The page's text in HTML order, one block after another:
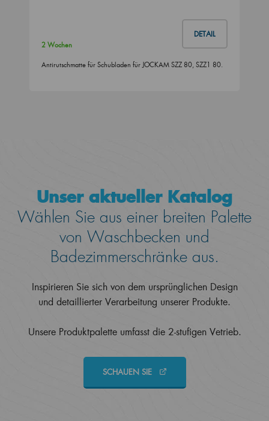
DETAIL
2 Wochen
Antirutschmatte für Schubladen für JOCKAM SZZ 80, SZZ1 80.
Unser aktueller Katalog
Wählen Sie aus einer breiten Palette
von Waschbecken und
Badezimmerschränke aus.
Inspirieren Sie sich von dem ursprünglichen Design
und detaillierter Verarbeitung unserer Produkte.
Unsere Produktpalette umfasst die 2-stufigen Vetrieb.
SCHAUEN SIE